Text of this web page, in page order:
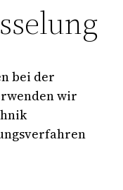
bei der
wir